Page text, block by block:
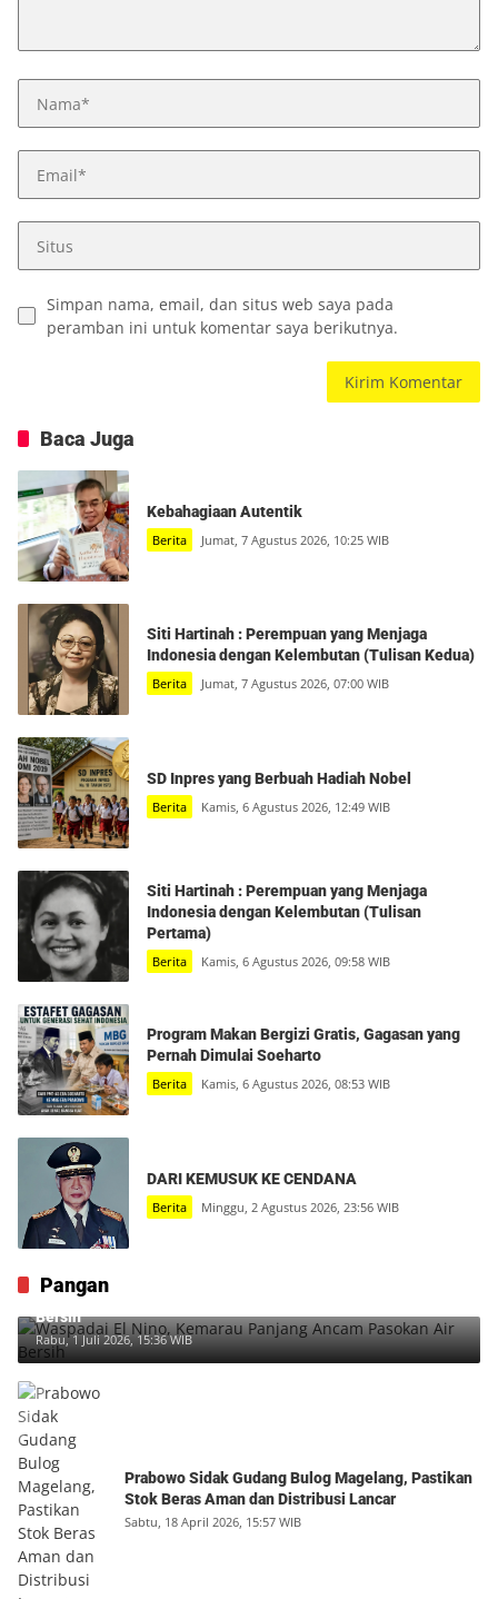
Simpan nama, email, dan situs web saya pada
peramban ini untuk komentar saya berikutnya.
Baca Juga
Kebahagiaan Autentik
Berita Jumat, 7 Agustus 2026, 10:25 WIB
Siti Hartinah : Perempuan yang Menjaga
Indonesia dengan Kelembutan (Tulisan Kedua)
Berita Jumat, 7 Agustus 2026, 07:00 WIB
SD Inpres yang Berbuah Hadiah Nobel
Berita Kamis, 6 Agustus 2026, 12:49 WIB
Siti Hartinah : Perempuan yang Menjaga
Indonesia dengan Kelembutan (Tulisan
Pertama)
Berita Kamis, 6 Agustus 2026, 09:58 WIB
Program Makan Bergizi Gratis, Gagasan yang
Pernah Dimulai Soeharto
Berita Kamis, 6 Agustus 2026, 08:53 WIB
DARI KEMUSUK KE CENDANA
Berita Minggu, 2 Agustus 2026, 23:56 WIB
Pangan
Waspadai El Nino, Kemarau Panjang Ancam Pasokan Air
Bersih
Rabu, 1 Juli 2026, 15:36 WIB
Prabowo Sidak Gudang Bulog Magelang, Pastikan
Stok Beras Aman dan Distribusi Lancar
Sabtu, 18 April 2026, 15:57 WIB